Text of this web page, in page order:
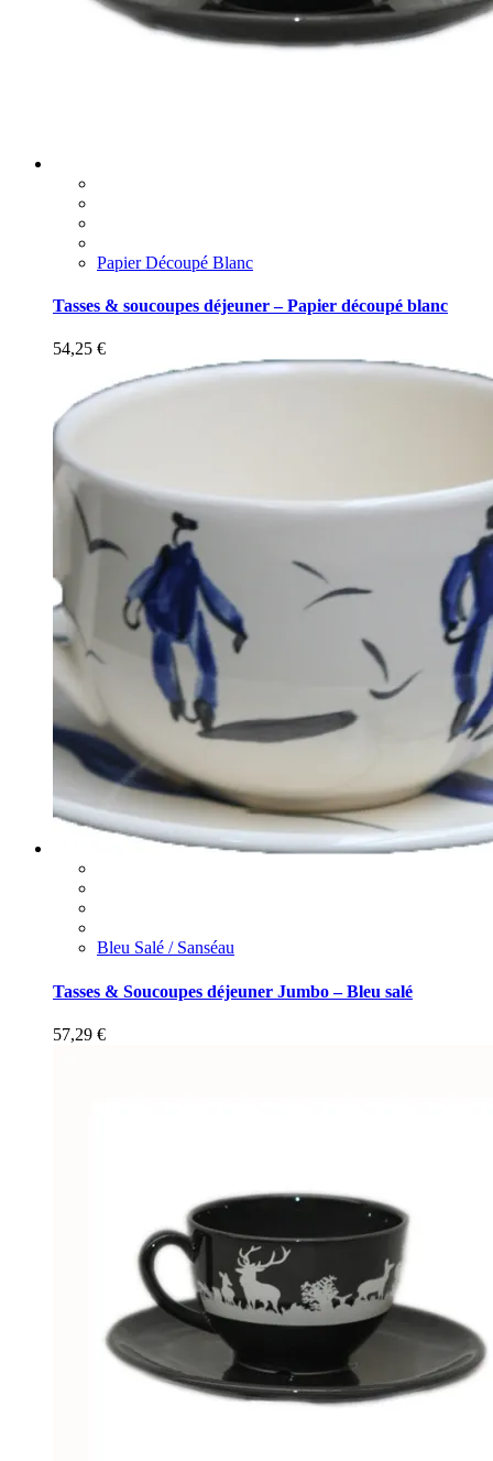
Papier Découpé Blanc
Tasses & soucoupes déjeuner – Papier découpé blanc
54,25 €
Bleu Salé / Sanséau
Tasses & Soucoupes déjeuner Jumbo – Bleu salé
57,29 €